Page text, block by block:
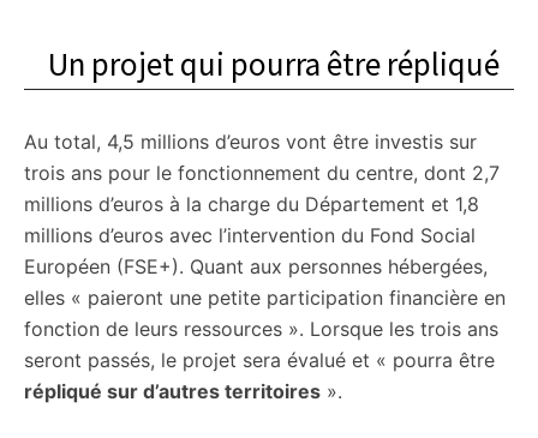
Un projet qui pourra être répliqué
Au total, 4,5 millions d’euros vont être investis sur
trois ans pour le fonctionnement du centre, dont 2,7
millions d’euros à la charge du Département et 1,8
millions d’euros avec l’intervention du Fond Social
Européen (FSE+). Quant aux personnes hébergées,
elles « paieront une petite participation financière en
fonction de leurs ressources ». Lorsque les trois ans
seront passés, le projet sera évalué et « pourra être
répliqué sur d’autres territoires ».